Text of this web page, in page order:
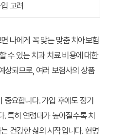
고려
나에게 꼭 맞는 맞춤 치아보험
수 있는 치과 치료 비용에 대한
상되므로, 여러 보험사의 상품
요합니다. 가입 후에도 정기
특히 연령대가 높아질수록 치
건강한 삶의 시작입니다. 현명